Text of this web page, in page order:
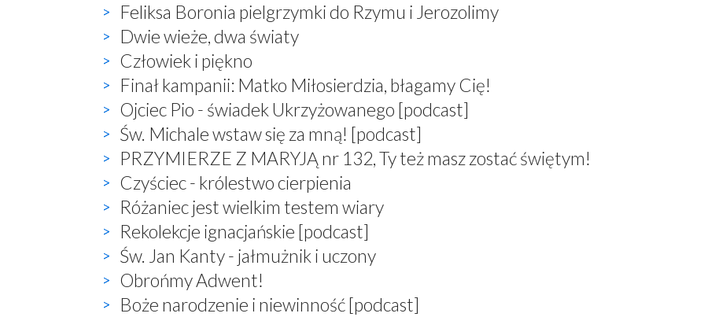
Feliksa Boronia pielgrzymki do Rzymu i Jerozolimy
Dwie wieże, dwa światy
Człowiek i piękno
Finał kampanii: Matko Miłosierdzia, błagamy Cię!
Ojciec Pio - świadek Ukrzyżowanego [podcast]
Św. Michale wstaw się za mną! [podcast]
PRZYMIERZE Z MARYJĄ nr 132, Ty też masz zostać świętym!
Czyściec - królestwo cierpienia
Różaniec jest wielkim testem wiary
Rekolekcje ignacjańskie [podcast]
Św. Jan Kanty - jałmużnik i uczony
Obrońmy Adwent!
Boże narodzenie i niewinność [podcast]